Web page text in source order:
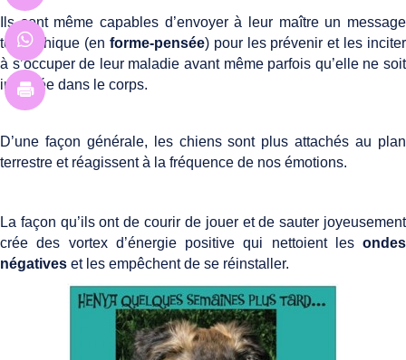
Ils sont même capables d’envoyer à leur maître un message
télépathique (en forme-pensée) pour les prévenir et les inciter
à s’occuper de leur maladie avant même parfois qu’elle ne soit
installée dans le corps.
D’une façon générale, les chiens sont plus attachés au plan
terrestre et réagissent à la fréquence de nos émotions.
La façon qu’ils ont de courir de jouer et de sauter joyeusement
crée des vortex d’énergie positive qui nettoient les ondes
négatives et les empêchent de se réinstaller.